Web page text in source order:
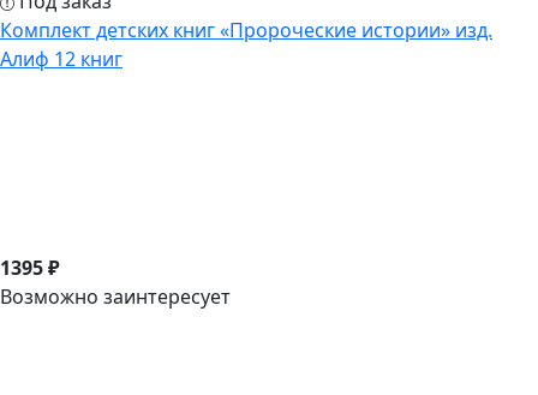
Комплект детских книг «Пророческие истории» изд.
Алиф 12 книг
1395 ₽
Возможно заинтересует